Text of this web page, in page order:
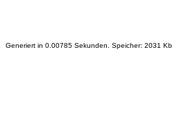
Generiert in 0.00785 Sekunden. Speicher: 2031 Kb